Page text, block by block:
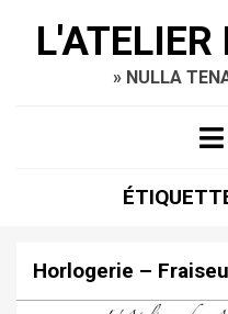
» NULLA
Horlogerie –